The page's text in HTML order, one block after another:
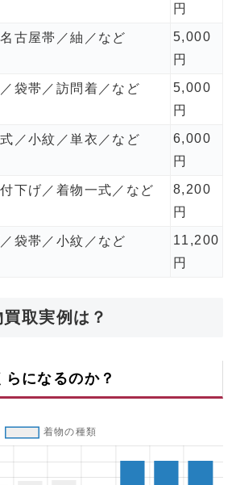
円
古屋帯／紬／など
5,000
円
袋帯／訪問着／など
5,000
円
／小紋／単衣／など
6,000
円
下げ／着物一式／など
8,200
円
袋帯／小紋／など
11,200
円
取実例は？
になるのか？